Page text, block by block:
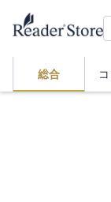
総合